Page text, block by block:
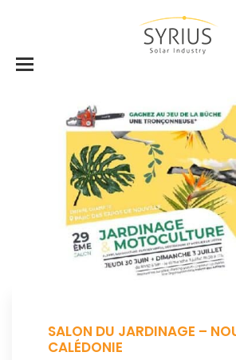
SALON DU JARDINAGE –
CALÉDONIE